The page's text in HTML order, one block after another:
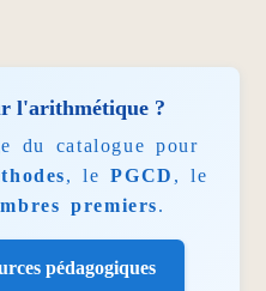
l'arithmétique ?
du catalogue pour
, lePGCD , le
premiers.
pédagogiques